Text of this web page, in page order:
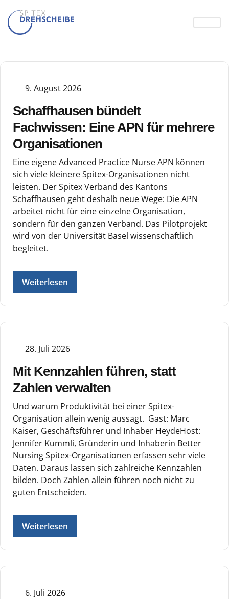
9. August 2026
Schaffhausen bündelt
Fachwissen: Eine APN für mehrere
Organisationen
Eine eigene Advanced Practice Nurse APN können
sich viele kleinere Spitex-Organisationen nicht
leisten. Der Spitex Verband des Kantons
Schaffhausen geht deshalb neue Wege: Die APN
arbeitet nicht für eine einzelne Organisation,
sondern für den ganzen Verband. Das Pilotprojekt
wird von der Universität Basel wissenschaftlich
begleitet.
Weiterlesen
28. Juli 2026
Mit Kennzahlen führen, statt
Zahlen verwalten
Und warum Produktivität bei einer Spitex-
Organisation allein wenig aussagt. Gast: Marc
Kaiser, Geschäftsführer und Inhaber HeydeHost:
Jennifer Kummli, Gründerin und Inhaberin Better
Nursing Spitex-Organisationen erfassen sehr viele
Daten. Daraus lassen sich zahlreiche Kennzahlen
bilden. Doch Zahlen allein führen noch nicht zu
guten Entscheiden.
Weiterlesen
6. Juli 2026